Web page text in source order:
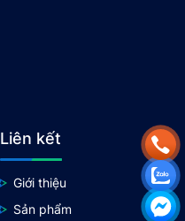
Liên kết
Giới thiệu
Sản phẩm